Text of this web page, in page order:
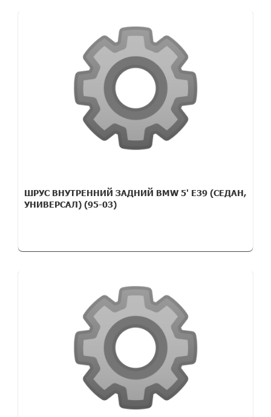
ШРУС ВНУТРЕННИЙ ЗАДНИЙ BMW 5' E39 (СЕДАН,
УНИВЕРСАЛ) (95-03)